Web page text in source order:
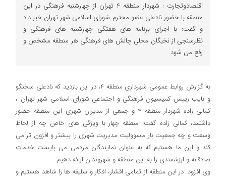
اقتصادوتجارت : شهردار منطقه 4 تهران از چهارشنبه فرهنگی در این
منطقه با حضور نادعلی عضو محترم شورای اسلامی شهر تهران خبر داد
و گفت: با اجرای برنامه های هفتگی چهارشنبه های فرهنگی و
نظرسنجی از نخبگان محلی چالش های فرهنگی هر منطقه مشخص و
رفع می شود.
به گزارش روابط عمومی شهرداری منطقه 4، در این بازدید که نادعلی سخنگو
و نایب رییس کمیسیون فرهنگی و اجتماعی شورای اسلامی شهر تهران ،
کمالی زاده شهردار منطقه 4 و جمعی از مدیران شهری این منطقه حضور
داشتند، کمالی زاده گفت: منطقه چهار با ویژگی های خاص چه از لحاظ
وسعت و چه جمعیت بار مسوولیت مدیریت شهری را بیشتر و افزون تر می
کند و این ما هستیم که به عنوان نمایندگان مردمی می بایست خدمات
صادقانه و ارزشمندی را به این منطقه و شهروندان ارائه دهیم.
وی افزود: در این منطقه از تمامی اقشار، افکار و سلیقه ها را شاهد هستیم و